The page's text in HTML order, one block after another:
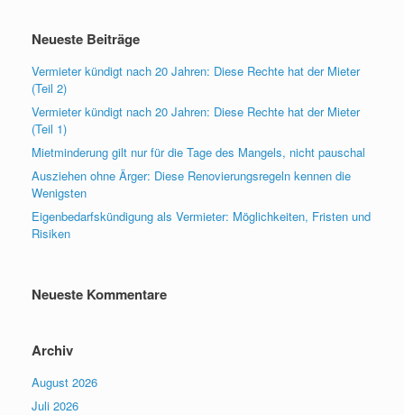
Neueste Beiträge
Vermieter kündigt nach 20 Jahren: Diese Rechte hat der Mieter
(Teil 2)
Vermieter kündigt nach 20 Jahren: Diese Rechte hat der Mieter
(Teil 1)
Mietminderung gilt nur für die Tage des Mangels, nicht pauschal
Ausziehen ohne Ärger: Diese Renovierungsregeln kennen die
Wenigsten
Eigenbedarfskündigung als Vermieter: Möglichkeiten, Fristen und
Risiken
Neueste Kommentare
Archiv
August 2026
Juli 2026